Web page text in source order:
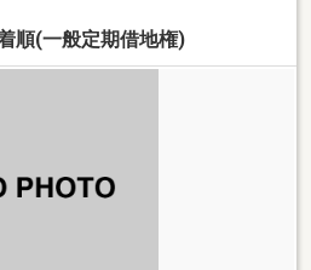
順(一般定期借地権)